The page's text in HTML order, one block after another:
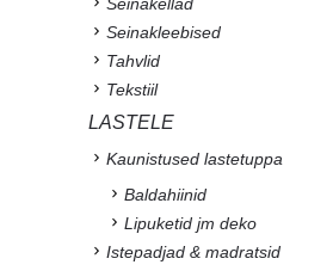
Seinakleebised
Tahvlid
Tekstiil
LASTELE
Kaunistused lastetuppa
Baldahiinid
Lipuketid jm deko
Istepadjad & madratsid